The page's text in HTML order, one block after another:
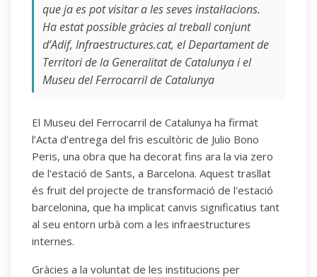
que ja es pot visitar a les seves instal·lacions.
Ha estat possible gràcies al treball conjunt
d’Adif, Infraestructures.cat, el Departament de
Territori de la Generalitat de Catalunya i el
Museu del Ferrocarril de Catalunya
El Museu del Ferrocarril de Catalunya ha firmat
l’Acta d’entrega del fris escultòric de Julio Bono
Peris, una obra que ha decorat fins ara la via zero
de l'estació de Sants, a Barcelona. Aquest trasllat
és fruit del projecte de transformació de l'estació
barcelonina, que ha implicat canvis significatius tant
al seu entorn urbà com a les infraestructures
internes.
Gràcies a la voluntat de les institucions per